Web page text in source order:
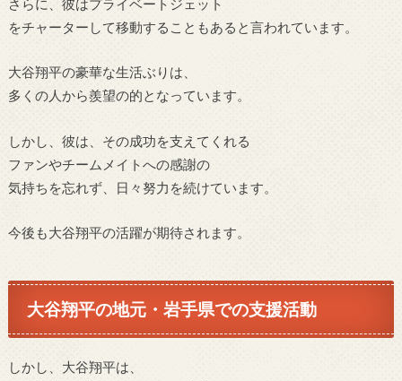
さらに、彼はプライベートジェット
をチャーターして移動することもあると言われています。
大谷翔平の豪華な生活ぶりは、
多くの人から羨望の的となっています。
しかし、彼は、その成功を支えてくれる
ファンやチームメイトへの感謝の
気持ちを忘れず、日々努力を続けています。
今後も大谷翔平の活躍が期待されます。
大谷翔平の地元・岩手県での支援活動
しかし、大谷翔平は、